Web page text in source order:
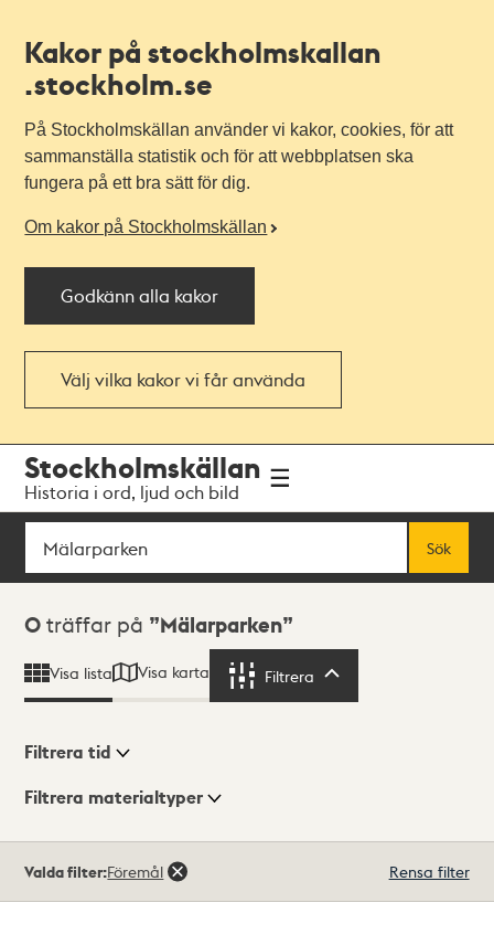
Kakor på stockholmskallan
.stockholm.se
På Stockholmskällan använder vi kakor, cookies, för att
sammanställa statistik och för att webbplatsen ska
fungera på ett bra sätt för dig.
Om kakor på Stockholmskällan
Godkänn alla kakor
Välj vilka kakor vi får använda
navigationen
huvudinnehållet
Stockholmskällan
Historia i ord, ljud och bild
Sök
Sök
Sökresultat
0 träffar på Mälarparken
Visa lista Visa karta Filtrera
Visningsläge
Filtrera tid
Filtrera materialtyper
träffar
Valda filter:Föremål Rensa filter